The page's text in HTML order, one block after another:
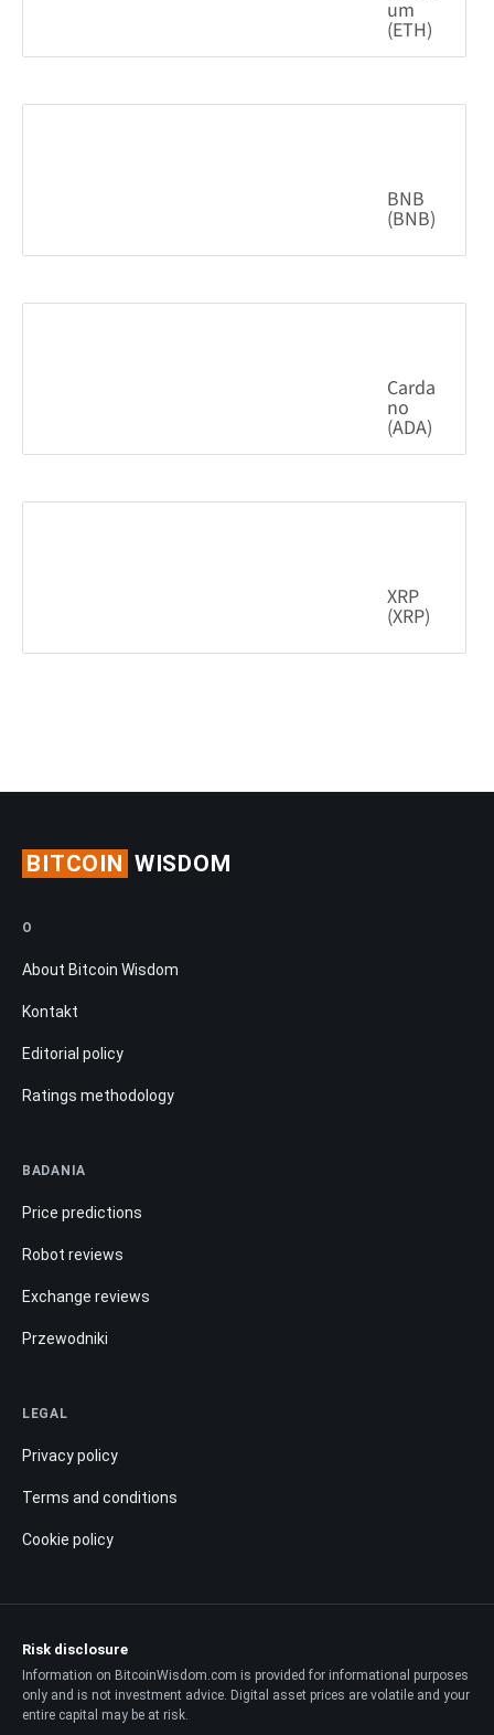
um
(ETH)
1,913.20 0.05%
BNB
(BNB)
591.54 0.18%
Carda
no
(ADA)
0.197819 3.25%
XRP
(XRP)
BITCOIN WISDOM
O
About Bitcoin Wisdom
Kontakt
Editorial policy
Ratings methodology
BADANIA
Price predictions
Robot reviews
Exchange reviews
Przewodniki
LEGAL
Privacy policy
Terms and conditions
Cookie policy
Risk disclosure
Information on BitcoinWisdom.com is provided for informational purposes
only and is not investment advice. Digital asset prices are volatile and your
entire capital may be at risk.